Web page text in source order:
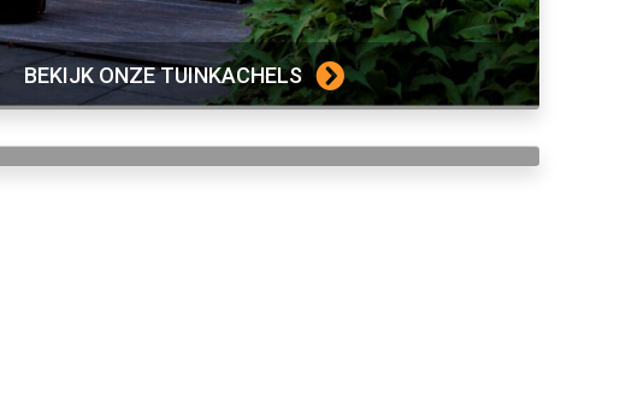
BEKIJK ONZE TUINKACHELS